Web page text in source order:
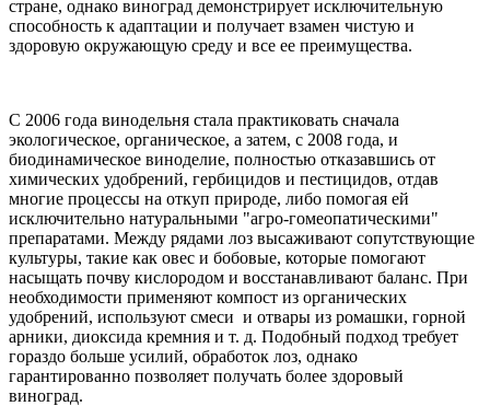
стране, однако виноград демонстрирует исключительную
способность к адаптации и получает взамен чистую и
здоровую окружающую среду и все ее преимущества.
С 2006 года винодельня стала практиковать сначала
экологическое, органическое, а затем, с 2008 года, и
биодинамическое виноделие, полностью отказавшись от
химических удобрений, гербицидов и пестицидов, отдав
многие процессы на откуп природе, либо помогая ей
исключительно натуральными "агро-гомеопатическими"
препаратами. Между рядами лоз высаживают сопутствующие
культуры, такие как овес и бобовые, которые помогают
насыщать почву кислородом и восстанавливают баланс. При
необходимости применяют компост из органических
удобрений, используют смеси и отвары из ромашки, горной
арники, диоксида кремния и т. д. Подобный подход требует
гораздо больше усилий, обработок лоз, однако
гарантированно позволяет получать более здоровый
виноград.